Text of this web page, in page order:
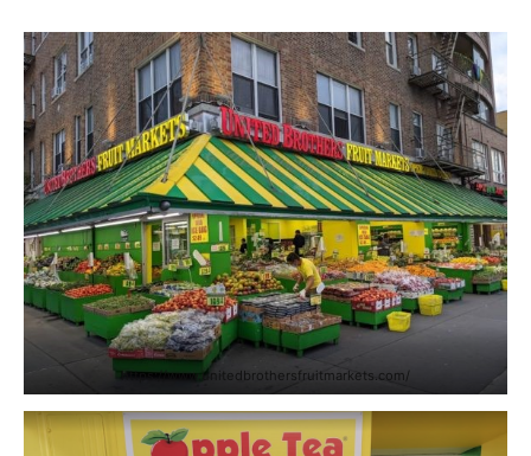
https://www.unitedbrothersfruitmarkets.com/